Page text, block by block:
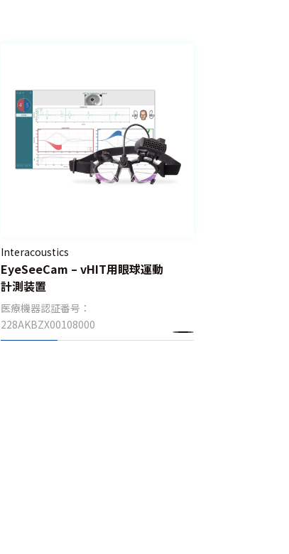
Interacoustics
EyeSeeCam – vHIT用眼球運動
計測装置
医療機器認証番号：
228AKBZX00108000